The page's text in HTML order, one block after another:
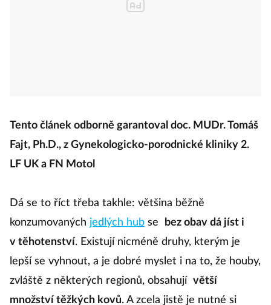
Tento článek odborně garantoval doc. MUDr. Tomáš
Fajt, Ph.D., z Gynekologicko-porodnické kliniky 2.
LF UK a FN Motol
Dá se to říct třeba takhle: většina běžně
konzumovaných jedlých hub se
bez obav dá jíst i
v těhotenství. Existují nicméně druhy, kterým je
lepší se vyhnout, a je dobré myslet i na to, že houby,
zvláště z některých regionů, obsahují větší
množství těžkých kovů. A zcela jistě je nutné si